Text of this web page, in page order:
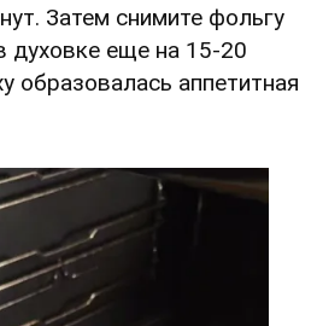
Затем снимите фольгу
духовке еще на 15-20
образовалась аппетитная